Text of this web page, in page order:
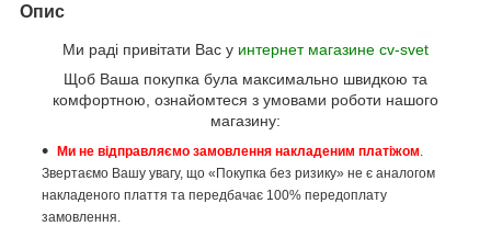
Опис
Ми раді привітати Вас у интернет магазине cv-svet
Щоб Ваша покупка була максимально швидкою та
комфортною, ознайомтеся з умовами роботи нашого
магазину:
Ми не відправляємо замовлення накладеним платіжом
Звертаємо Вашу увагу, що «Покупка без ризику» не є аналогом
накладеного плаття та передбачає 100% передоплату
замовлення.